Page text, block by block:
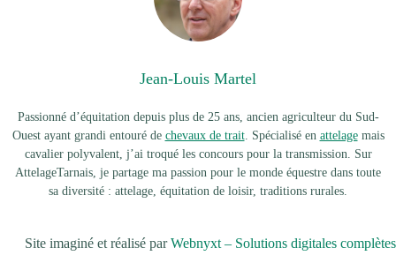
Jean-Louis Martel
Passionné d’équitation depuis plus de 25 ans, ancien agriculteur du Sud-
Ouest ayant grandi entouré de chevaux de trait. Spécialisé en attelagemais
cavalier polyvalent, j’ai troqué les concours pour la transmission. Sur
AttelageTarnais, je partage ma passion pour le monde équestre dans toute
sa diversité : attelage, équitation de loisir, traditions rurales.
Site imaginé et réalisé parWebnyxt – Solutions digitales complètes